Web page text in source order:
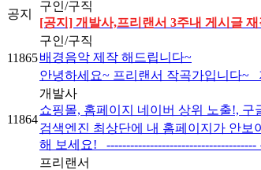
공지
구인/구직
[공지] 개발사,프리랜서 3주내 게시글
11865
구인/구직
배경음악 제작 해드립니다~
안녕하세요~ 프리랜서 작곡가입니다
11864
개발사
쇼핑몰, 홈페이지 네이버 상위 노출!,
검색엔진 최상단에 내 홈페이지가 안
해 보세요! --------------------------------------
프리랜서